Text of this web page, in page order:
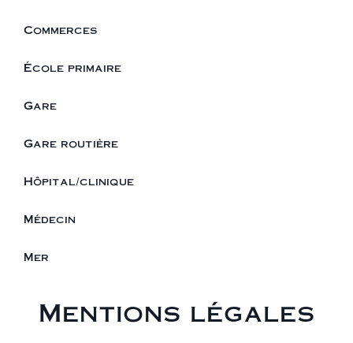
Commerces
École primaire
Gare
Gare routière
Hôpital/clinique
Médecin
Mer
Mentions légales